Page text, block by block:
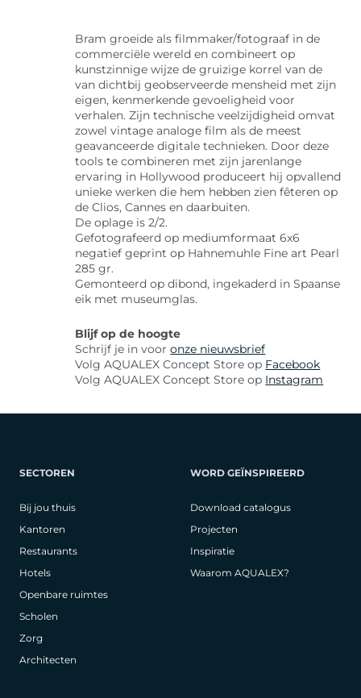
Bram groeide als filmmaker/fotograaf in de
commerciële wereld en combineert op
kunstzinnige wijze de gruizige korrel van de
van dichtbij geobserveerde mensheid met zijn
eigen, kenmerkende gevoeligheid voor
verhalen. Zijn technische veelzijdigheid omvat
zowel vintage analoge film als de meest
geavanceerde digitale technieken. Door deze
tools te combineren met zijn jarenlange
ervaring in Hollywood produceert hij opvallend
unieke werken die hem hebben zien fêteren op
de Clios, Cannes en daarbuiten.
De oplage is 2/2.
Gefotografeerd op mediumformaat 6x6
negatief geprint op Hahnemuhle Fine art Pearl
285 gr.
Gemonteerd op dibond, ingekaderd in Spaanse
eik met museumglas.
Blijf op de hoogte
Schrijf je in vooronze nieuwsbrief
Volg AQUALEX Concept Store op Facebook
Volg AQUALEX Concept Store op Instagram
SECTOREN
Bij jou thuis
Kantoren
Restaurants
Hotels
Openbare ruimtes
Scholen
Zorg
Architecten
WORD GEÏNSPIREERD
Download catalogus
Projecten
Inspiratie
Waarom AQUALEX?